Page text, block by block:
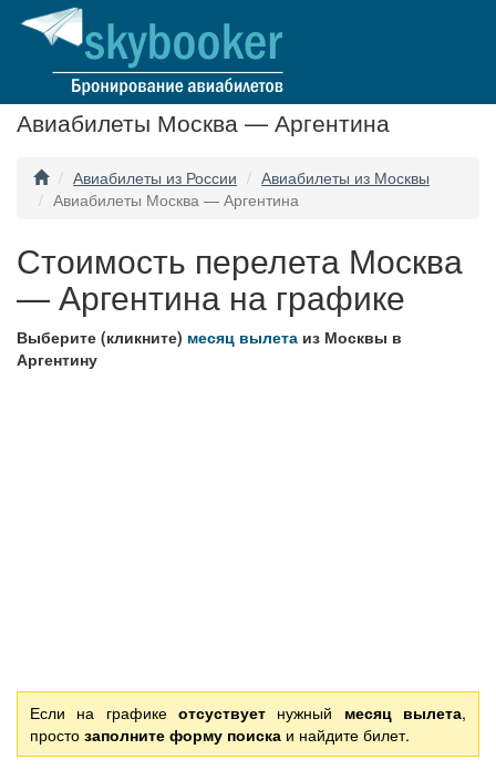
Авиабилеты Москва — Аргентина
Авиабилеты из России
Авиабилеты из Москвы
Авиабилеты Москва — Аргентина
Стоимость перелета Москва
— Аргентина на графике
Выберите (кликните) месяц вылета из Москвы в
Аргентину
Если на графике отсуствует нужный месяц вылета,
простозаполните форму поиска и найдите билет.